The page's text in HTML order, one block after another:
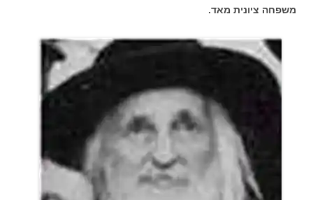
משפחה ציונית מאד.